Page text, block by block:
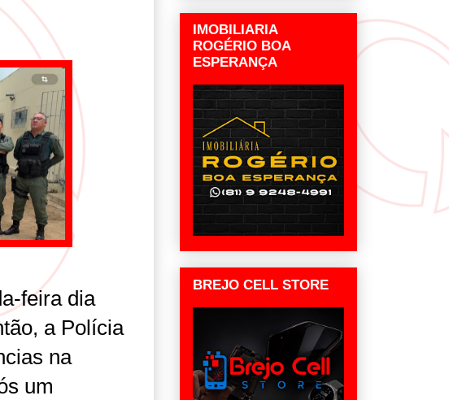
feira dia
a Polícia
na
um
IMOBILIARIA
ROGÉRIO BOA
ESPERANÇA
BREJO CELL STORE